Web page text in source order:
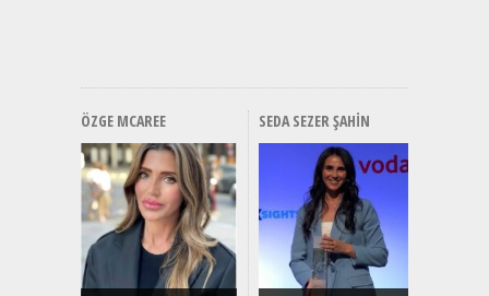
ÖZGE MCAREE SEDA SEZER ŞAHIN